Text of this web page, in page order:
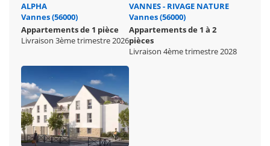
ALPHA
Vannes (56000)
Appartements de 1 pièce
Livraison 3ème trimestre 2026
VANNES - RIVAGE NATURE
Vannes (56000)
Appartements de 1 à 2
pièces
Livraison 4ème trimestre 2028